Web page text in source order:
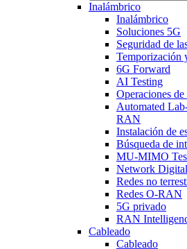
Inalámbrico
Inalámbrico
Soluciones 5G
Seguridad de
Temporización
6G Forward
AI Testing
Operaciones
Automated
RAN
Instalación de
Búsqueda de
MU-MIMO
Network
Redes no
Redes O-RAN
5G privado
RAN
Cableado
Cableado